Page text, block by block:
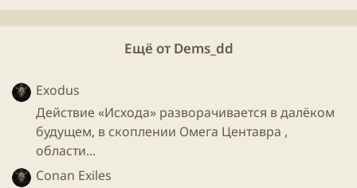
Ещё от Dems_dd
Exodus
Действие «Исхода» разворачивается в далёком
будущем, в скоплении Омега Центавра ,
области...
Conan Exiles